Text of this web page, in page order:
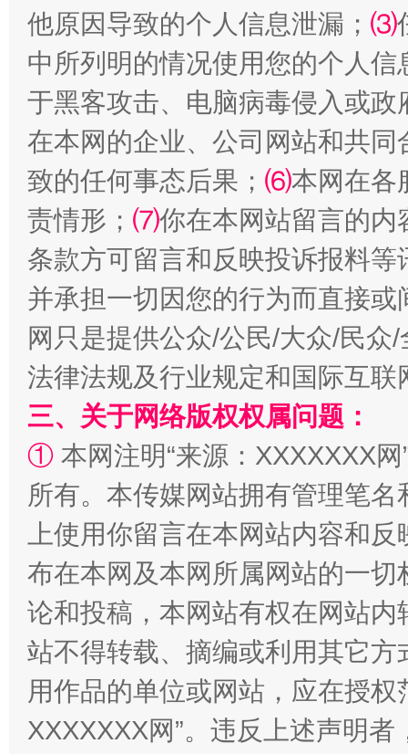
全民健身五年计划来了！等你上场
国家大学科技园优化重塑工作
他原因导致的个人信息泄漏； ⑶
中所列明的情况使用您的个人
于黑客攻击、电脑病毒侵入或
在本网的企业、公司网站和共
致的任何事态后果； ⑹本网在各
责情形； ⑺你在本网站留言的内
条款方可留言和反映投诉报料
并承担一切因您的行为而直接
网只是提供公众/公民/大众/民
法律法规及行业规定和国际互
三、关于网络版权权属问题：
① 本网注明“来源：XXXXXXX
所有。本传媒网站拥有管理笔
上使用你留言在本网站内容和
布在本网及本网所属网站的一
论和投稿，本网站有权在网站
站不得转载、摘编或利用其它
用作品的单位或网站，应在授
XXXXXXX网”。违反上述声明